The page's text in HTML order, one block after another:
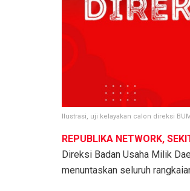
Ilustrasi, uji kelayakan calon direksi
REPUBLIKA NETWORK,
Direksi Badan Usaha Milik
menuntaskan seluruh